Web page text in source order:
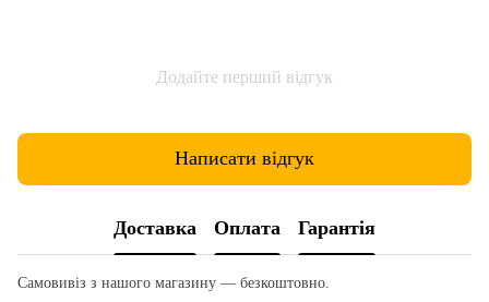
Додайте перший відгук
Написати відгук
Доставка Оплата Гарантія
Самовивіз з нашого магазину — безкоштовно.